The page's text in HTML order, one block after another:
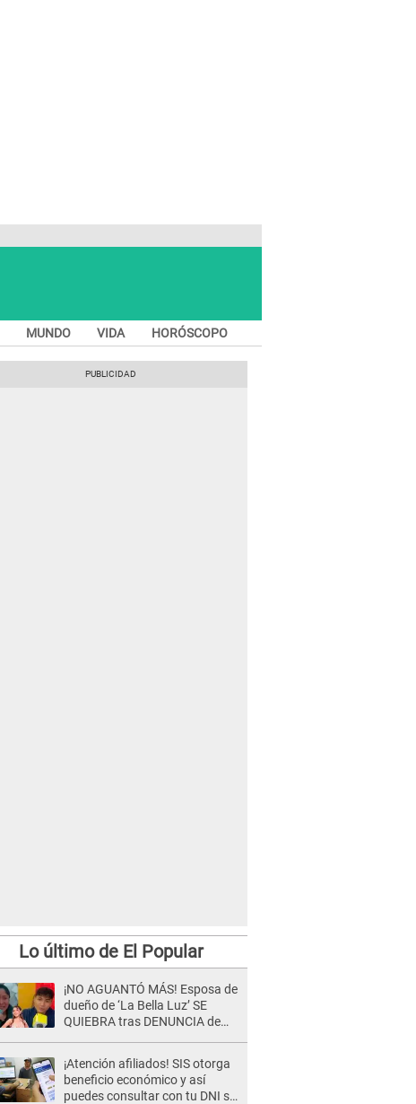
MUNDO VIDA HORÓSCOPO
Lo último de El Popular
¡NO AGUANTÓ MÁS! Esposa de
dueño de ‘La Bella Luz’ SE
QUIEBRA tras DENUNCIA de
¡Atención afiliados! SIS otorga
beneficio económico y así
puedes consultar con tu DNI si